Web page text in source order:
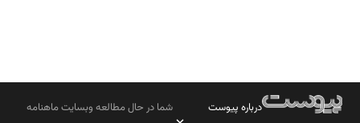
درباره پیوست
شما در حال مطالعه وبسایت ماهنامه